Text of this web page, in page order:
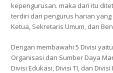
kepengurusan. maka dari itu
terdiri dari pengurus harian
Ketua, Sekretaris Umum, dan
Dengan membawahi 5 Divisi
Organisasi dan Sumber Daya
Divisi Edukasi, Divisi TI, dan